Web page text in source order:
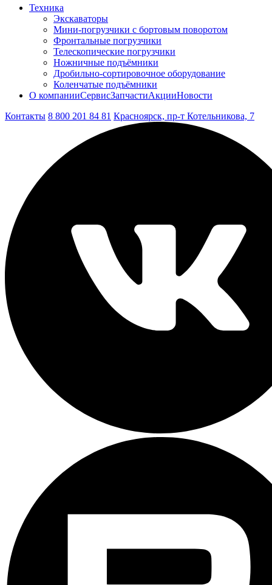
Техника
Экскаваторы
Мини-погрузчики c бортовым поворотом
Фронтальные погрузчики
Телескопические погрузчики
Ножничные подъёмники
Дробильно-сортировочное оборудование
Коленчатые подъёмники
О компанииСервисЗапчастиАкцииНовости
Контакты 8 800 201 84 81 Красноярск, пр-т Котельникова, 7